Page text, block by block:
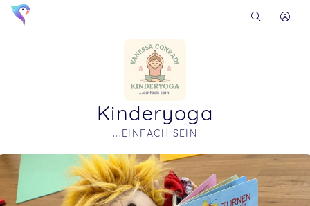
Kinderyoga
...EINFACH SEIN
Soon you will learn more about me here...